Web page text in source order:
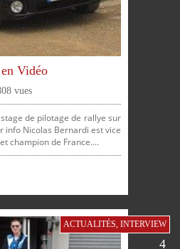
Vidéo
vues
de pilotage de rallye sur
info Nicolas Bernardi est vice
champion de France....
ACTUALITÉS, INTERVIEW
4